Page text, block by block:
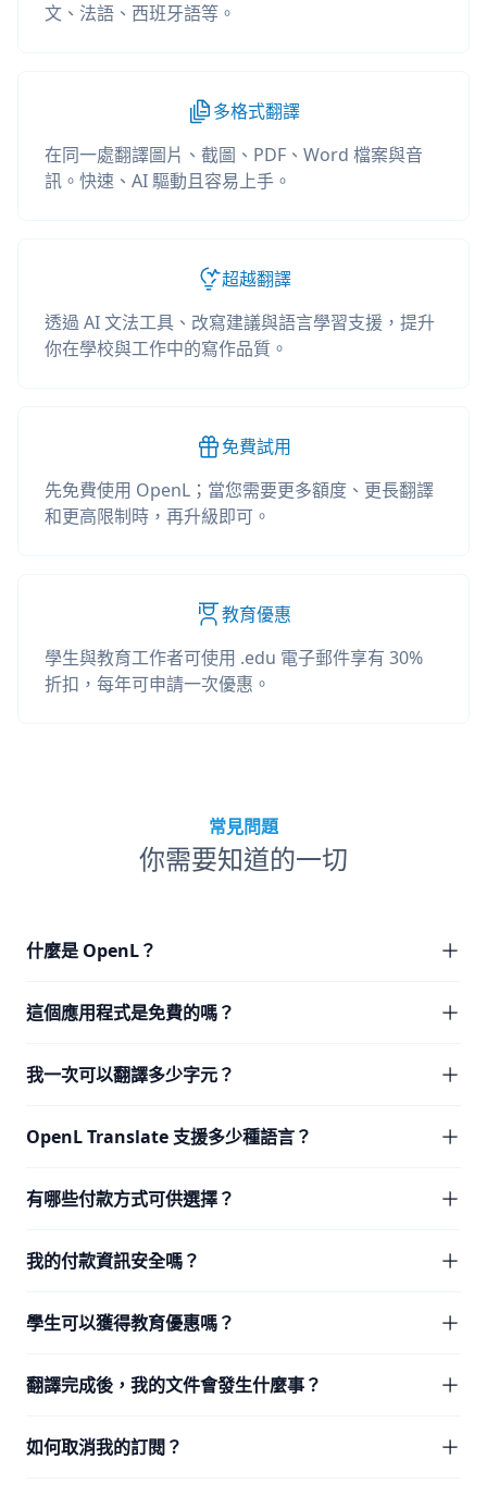
文、法語、西班牙語等。
多格式翻譯
在同一處翻譯圖片、截圖、PDF、Word 檔案與音
訊。快速、AI 驅動且容易上手。
超越翻譯
透過 AI 文法工具、改寫建議與語言學習支援，提升
你在學校與工作中的寫作品質。
免費試用
先免費使用 OpenL；當您需要更多額度、更長翻譯
和更高限制時，再升級即可。
教育優惠
學生與教育工作者可使用 .edu 電子郵件享有 30%
折扣，每年可申請一次優惠。
常見問題
你需要知道的一切
什麼是 OpenL？
這個應用程式是免費的嗎？
我一次可以翻譯多少字元？
OpenL Translate 支援多少種語言？
有哪些付款方式可供選擇？
我的付款資訊安全嗎？
學生可以獲得教育優惠嗎？
翻譯完成後，我的文件會發生什麼事？
如何取消我的訂閱？